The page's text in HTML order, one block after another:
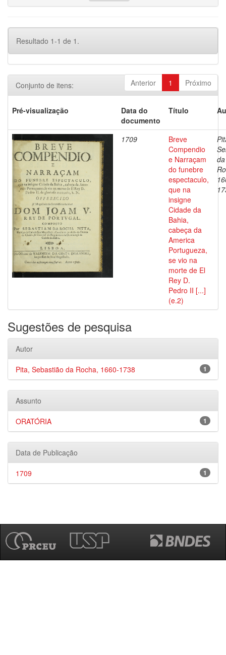
Resultado 1-1 de 1.
Anterior 1 Próximo
Conjunto de itens:
Pré-visualização
Data do
documento
Título
1709
Breve
Compendio
e Narraçam
do funebre
espectaculo,
que na
insigne
Cidade da
Bahia,
cabeça da
America
Portugueza,
se vio na
morte de El
Rey D.
Pedro II [...]
(e.2)
da
Sugestões de pesquisa
Autor
1
Pita, Sebastião da Rocha, 1660-1738
Assunto
1
ORATÓRIA
Data de Publicação
1
1709